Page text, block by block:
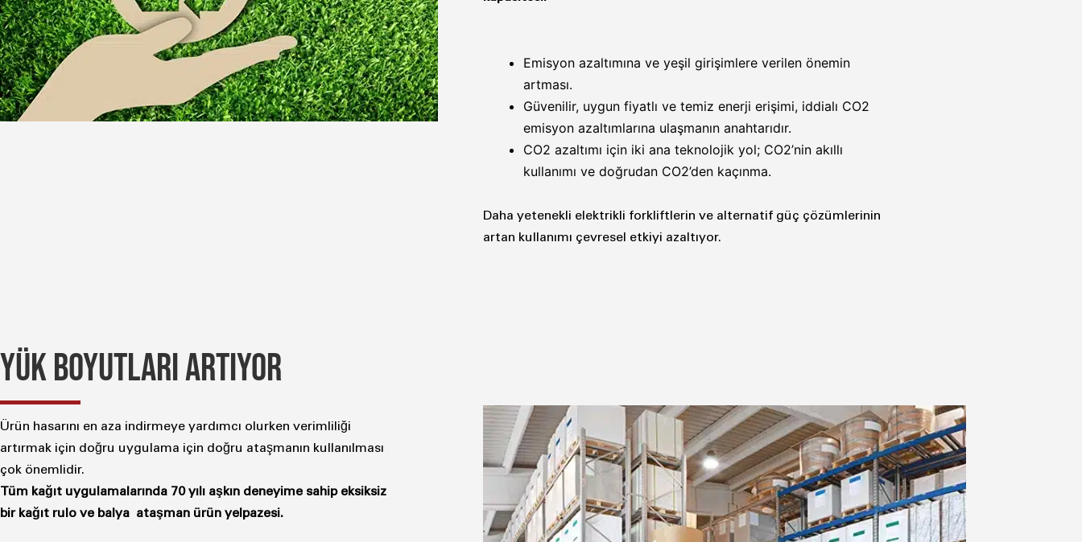
Emisyon azaltımına ve yeşil girişimlere verilen önemin
artması.
Güvenilir, uygun fiyatlı ve temiz enerji erişimi, iddialı CO2
emisyon azaltımlarına ulaşmanın anahtarıdır.
CO2 azaltımı için iki ana teknolojik yol; CO2’nin akıllı
kullanımı ve doğrudan CO2’den kaçınma.
Daha yetenekli elektrikli forkliftlerin ve alternatif güç çözümlerinin
artan kullanımı çevresel etkiyi azaltıyor.
YÜK BOYUTLARI ARTIYOR
Ürün hasarını en aza indirmeye yardımcı olurken verimliliği
artırmak için doğru uygulama için doğru ataşmanın kullanılması
çok önemlidir.
Tüm kağıt uygulamalarında 70 yılı aşkın deneyime sahip eksiksiz
bir kağıt rulo ve balya ataşman ürün yelpazesi.